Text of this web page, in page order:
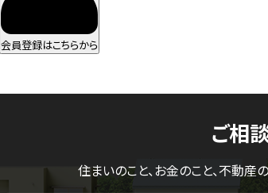
会員登録はこちらから
ご相
住まいのこと、お金のこと、不動産